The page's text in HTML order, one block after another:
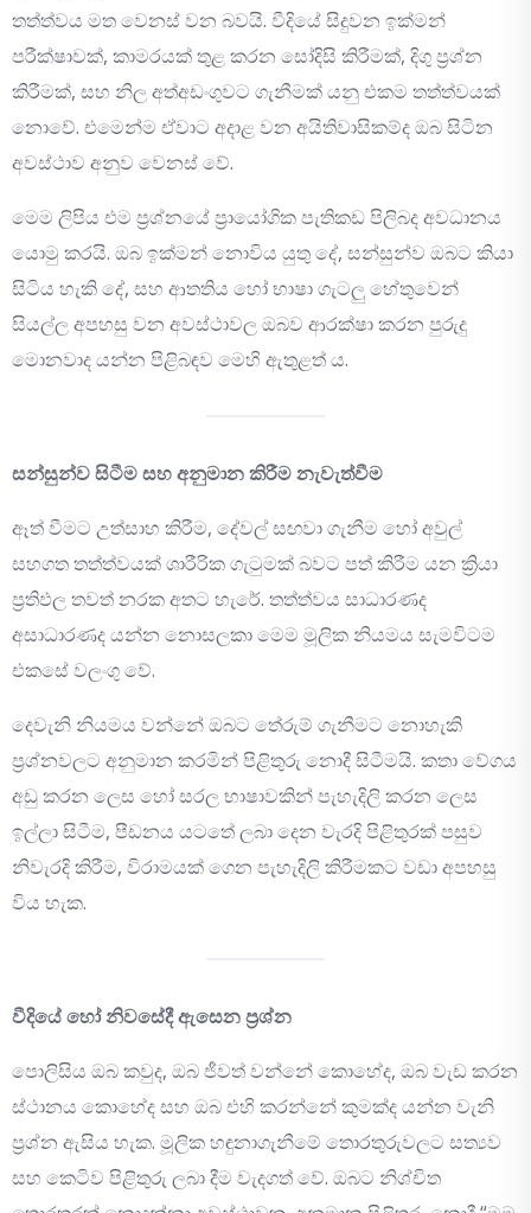
තත්ත්වය මත වෙනස් වන බවයි. වීදියේ සිදුවන ඉක්මන්
පරීක්ෂාවක්, කාමරයක් තුළ කරන සෝදිසි කිරීමක්, දිගු ප්‍රශ්න
කිරීමක්, සහ නිල අත්අඩංගුවට ගැනීමක් යනු එකම තත්ත්වයක්
නොවේ. එමෙන්ම ඒවාට අදාළ වන අයිතිවාසිකම්ද ඔබ සිටින
අවස්ථාව අනුව වෙනස් වේ.
මෙම ලිපිය එම ප්‍රශ්නයේ ප්‍රායෝගික පැතිකඩ පිලිබද අවධානය
යොමු කරයි. ඔබ ඉක්මන් නොවිය යුතු දේ, සන්සුන්ව ඔබට කියා
සිටිය හැකි දේ, සහ ආතතිය හෝ භාෂා ගැටලු හේතුවෙන්
සියල්ල අපහසු වන අවස්ථාවල ඔබව ආරක්ෂා කරන පුරුදු
මොනවාද යන්න පිළිබඳව මෙහි ඇතුළත් ය.
සන්සුන්ව සිටීම සහ අනුමාන කිරීම නැවැත්වීම
ඈත් වීමට උත්සාහ කිරීම, දේවල් සඟවා ගැනීම හෝ අවුල්
සහගත තත්ත්වයක් ශාරීරික ගැටුමක් බවට පත් කිරීම යන ක්‍රියා
ප්‍රතිඵල තවත් නරක අතට හැරේ. තත්ත්වය සාධාරණද
අසාධාරණද යන්න නොසලකා මෙම මූලික නියමය සැමවිටම
එකසේ වලංගු වේ.
දෙවැනි නියමය වන්නේ ඔබට තේරුම් ගැනීමට නොහැකි
ප්‍රශ්නවලට අනුමාන කරමින් පිළිතුරු නොදී සිටීමයි. කතා වේගය
අඩු කරන ලෙස හෝ සරල භාෂාවකින් පැහැදිලි කරන ලෙස
ඉල්ලා සිටීම, පීඩනය යටතේ ලබා දෙන වැරදි පිළිතුරක් පසුව
නිවැරදි කිරීම, විරාමයක් ගෙන පැහැදිලි කිරීමකට වඩා අපහසු
විය හැක.
වීදියේ හෝ නිවසේදී ඇසෙන ප්‍රශ්න
පොලිසිය ඔබ කවුද, ඔබ ජීවත් වන්නේ කොහේද, ඔබ වැඩ කරන
ස්ථානය කොහේද සහ ඔබ එහි කරන්නේ කුමක්ද යන්න වැනි
ප්‍රශ්න ඇසිය හැක. මූලික හඳුනාගැනීමේ තොරතුරුවලට සත්‍යව
සහ කෙටිව පිළිතුරු ලබා දීම වැදගත් වේ. ඔබට නිශ්චිත